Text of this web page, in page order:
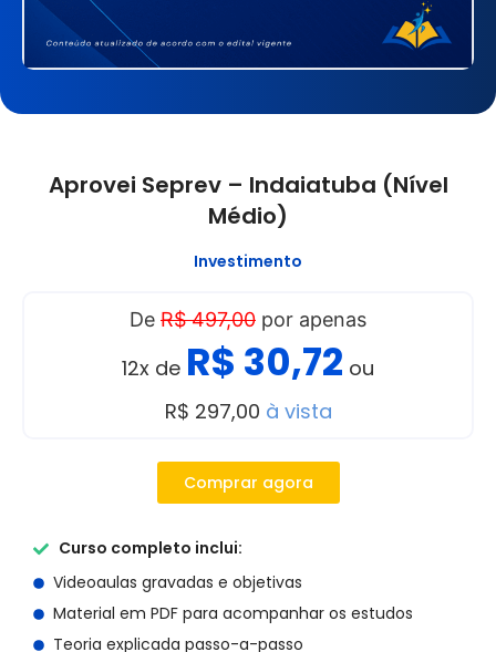
Aprovei Seprev – Indaiatuba (Nível
Médio)
Investimento
De R$ 497,00 por apenas
12x de R$ 30,72 ou
R$ 297,00 à vista
Comprar agora
Curso completo inclui:
Videoaulas gravadas e objetivas
Material em PDF para acompanhar os estudos
Teoria explicada passo-a-passo